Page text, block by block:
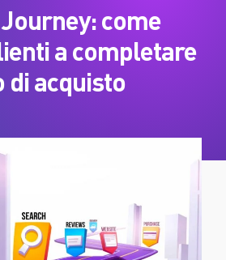
come
a completare
di acquisto